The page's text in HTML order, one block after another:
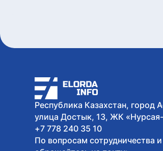
Республика Казахстан, город
улица Достык, 13, ЖК
+7 778 240 35 10
По вопросам сотрудничества